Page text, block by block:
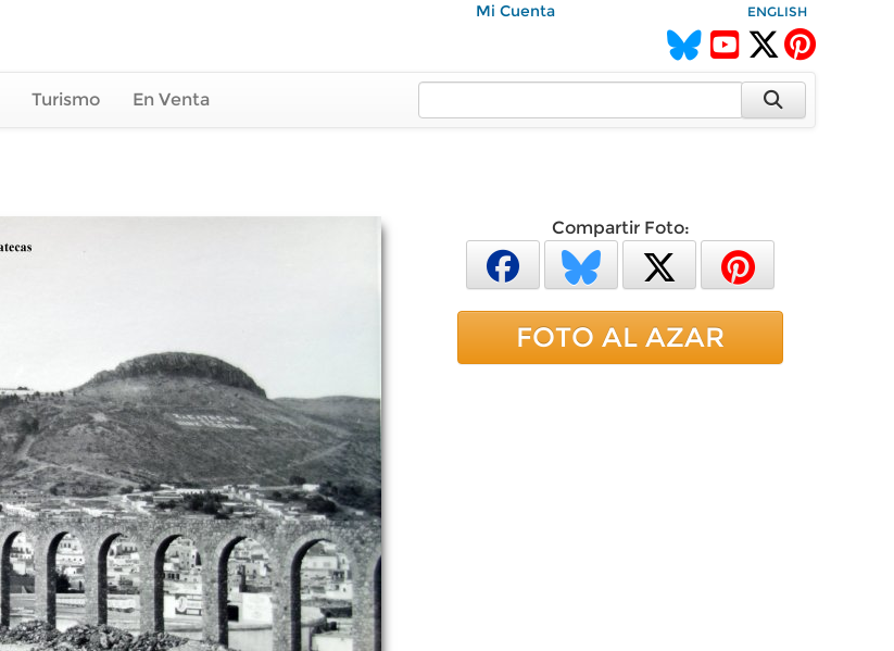
Mi Cuenta ENGLISH
Turismo En Venta
Compartir Foto:
FOTO AL AZAR